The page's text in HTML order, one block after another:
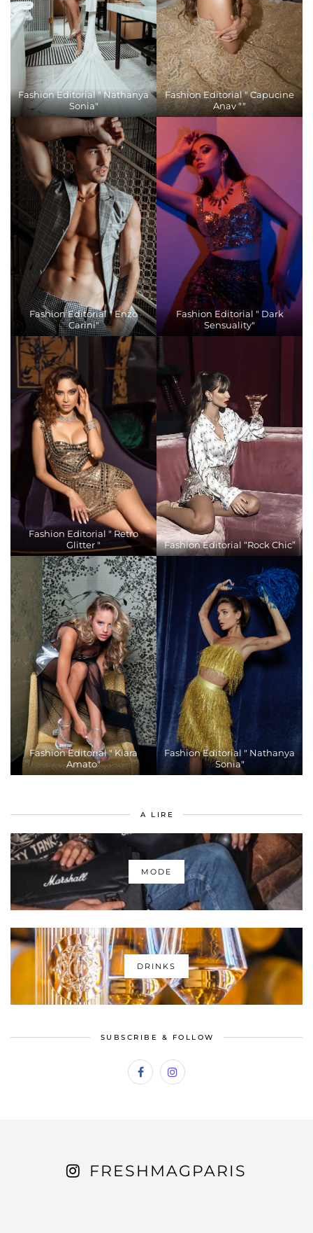
Fashion Editorial " Nathanya
Sonia"
Fashion Editorial " Capucine
Anav ""
Fashion Editorial " Enzo
Carini"
Fashion Editorial " Dark
Sensuality"
Fashion Editorial " Retro
Glitter "
Fashion Editorial “Rock Chic”
Fashion Editorial " Kiara
Amato"
Fashion Editorial " Nathanya
Sonia"
A LIRE
MODE
DRINKS
SUBSCRIBE & FOLLOW
FRESHMAGPARIS